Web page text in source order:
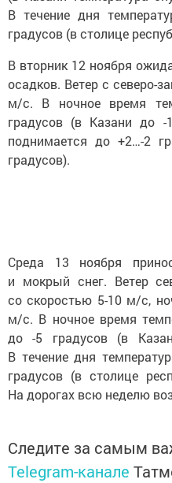
В течение дня
градусов (в столице
В вторник 12 ноября
осадков. Ветер с северо-
м/с. В ночное время
градусов (в Казани до
поднимается до +2…-2
градусов).
Среда 13 ноября
и мокрый снег. Ветер
со скоростью 5-10 м/с,
м/с. В ночное время
до -5 градусов (в
В течение дня
градусов (в столице
На дорогах всю неделю
Следите за самым
Telegram-канале